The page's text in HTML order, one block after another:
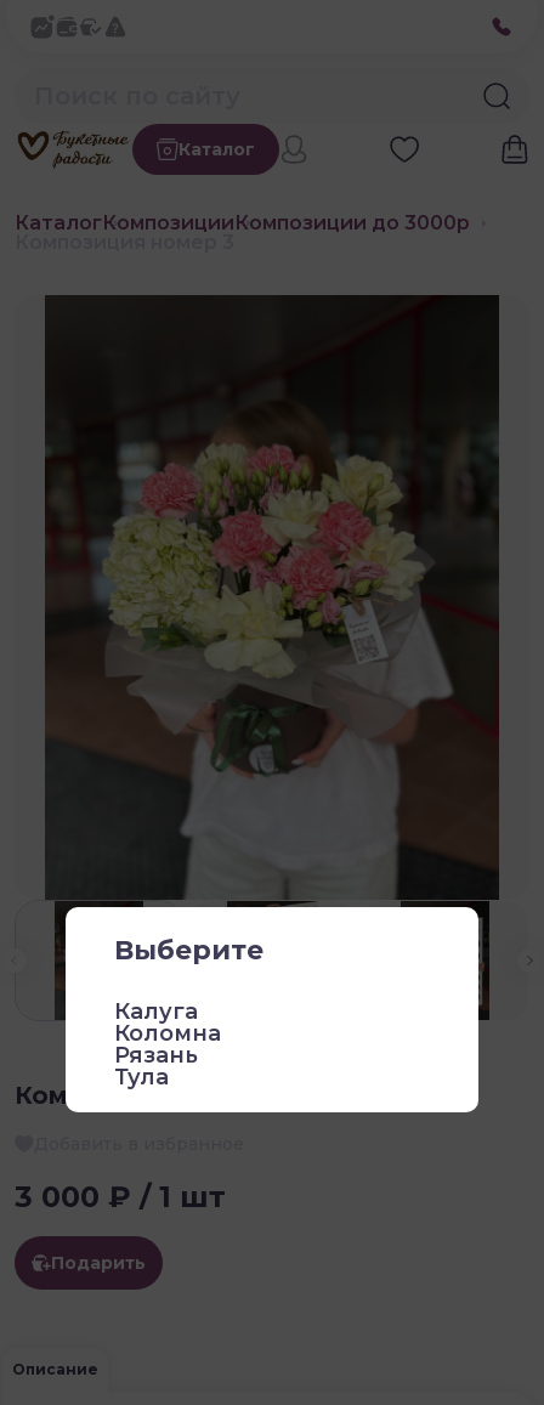
Каталог
КаталогКомпозицииКомпозиции до 3000р
Композиция номер 3
3 000 ₽ / 1 шт
Подарить
Описание
Выберите
Калуга
Коломна
Рязань
Тула